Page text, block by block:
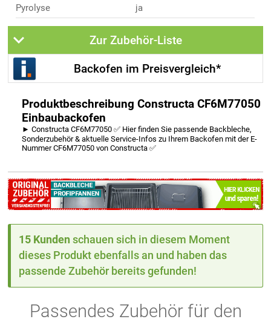
Pyrolyse
ja
Zur Zubehör-Liste
Backofen im Preisvergleich*
Produktbeschreibung Constructa CF6M77050
Einbaubackofen
► Constructa CF6M77050 ✅ Hier finden Sie passende Backbleche,
Sonderzubehör & aktuelle Service-Infos zu Ihrem Backofen mit der E-
Nummer CF6M77050 von Constructa ✅
15 Kunden schauen sich in diesem Moment
dieses Produkt ebenfalls an und haben das
passende Zubehör bereits gefunden!
Passendes Zubehör für den